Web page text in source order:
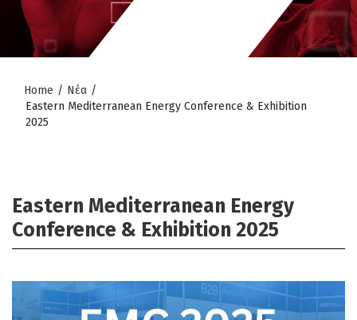
Home / Νέα /
Eastern Mediterranean Energy Conference & Exhibition
2025
Eastern Mediterranean Energy
Conference & Exhibition 2025